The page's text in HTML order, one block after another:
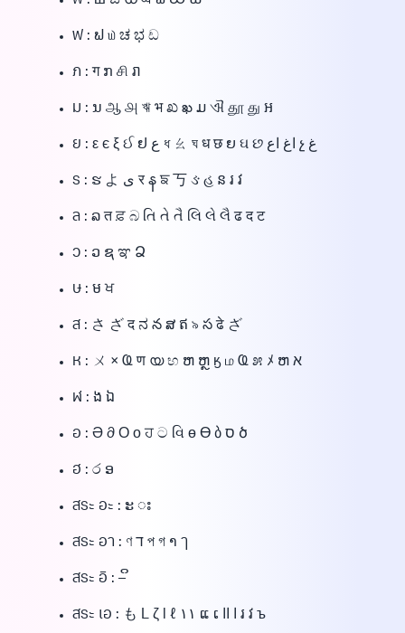
ฟ : ຟ ௰ ಚ ಭ ඩ
ภ : ग ກ சி រា
ม : ນ ஆ ௮ ঋ भ ಖ ఖ ມ ଐ தூ து អ
ย : ε є ξ ઈ ຢ ع ধ ㄠ ঘ ध छ ຍ ઘ છ اغ اع չ غ
ร : ຮ よ ی र န ਙ 丂 ઙ હ ន រ វ
ล : ລ त ਫ਼ බ તિ તે તૈ લિ લે લૈ ढ द ट
ว : ວ ຊ ಞ Ձ
ษ : ម ਖ
ส : さ ざ द ನ న ສ ឥ ৯ స ढे ざ
ห : ㄨ × Ҩ ण യ භ ຫ ຫຼ ӄ ம Ҩ ೫ ﾒ ຫ א
ฬ : ង ឯ
อ : Ә ∂ Ο о ਹ ට વિ ө Ө ბ ס ծ
ฮ : ර ອ
สระ อะ : ະ း
สระ อา : ণ ד প গ າ ๅ
สระ อิ : – ິ
สระ เอ : も L ζ l ℓ ١١ ແ ເ ا اا រ វ ъ